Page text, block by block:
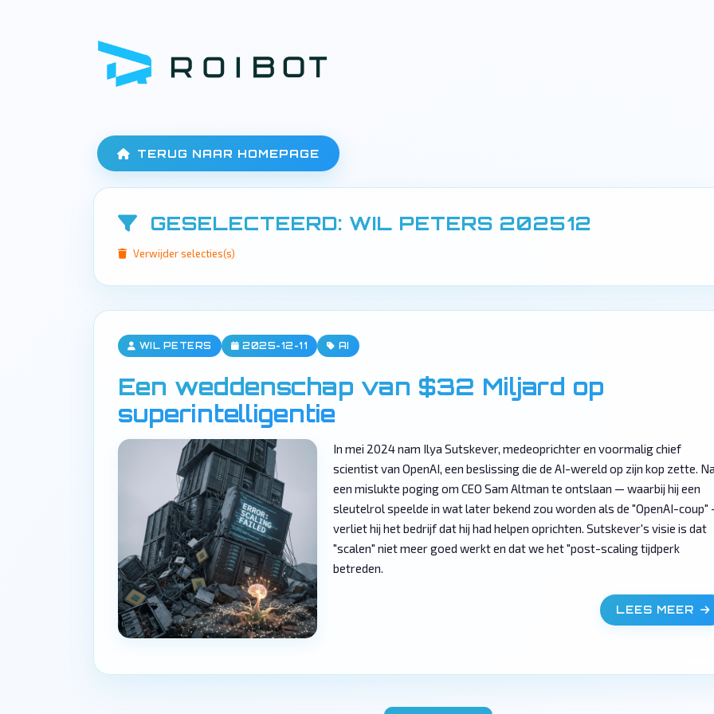
TERUG NAAR HOMEPAGE
GESELECTEERD: WIL PETERS 202512
Verwijder selecties(s)
WIL PETERS 2025-12-11 AI
Een weddenschap van $32 Miljard op
superintelligentie
In mei 2024 nam Ilya Sutskever, medeoprichter en voormalig chief
scientist van OpenAI, een beslissing die de AI-wereld op zijn kop zette.
een mislukte poging om CEO Sam Altman te ontslaan — waarbij hij een
sleutelrol speelde in wat later bekend zou worden als de "OpenAI-coup"
verliet hij het bedrijf dat hij had helpen oprichten. Sutskever's visie is dat
"scalen" niet meer goed werkt en dat we het "post-scaling tijdperk
betreden.
LEES MEER